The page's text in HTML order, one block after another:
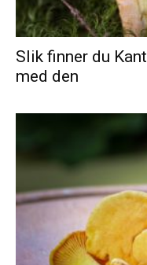
Slik finner du
med den